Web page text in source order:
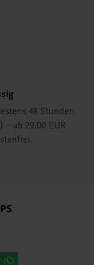
48 Stunden
ab 29,00 EUR